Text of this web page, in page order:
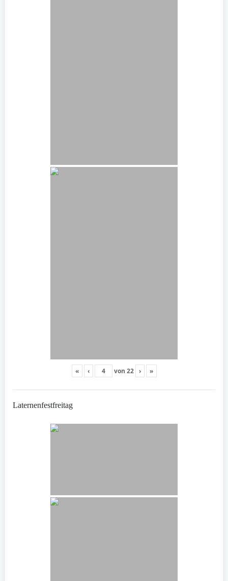
« ‹ von 22 › »
Laternenfestfreitag